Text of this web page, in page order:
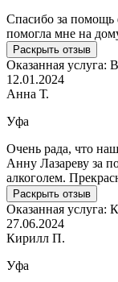
Спасибо за
помогла мне на
Раскрыть отзыв
Оказанная услуга:
12.01.2024
Анна Т.
Уфа
Очень рада, что
Анну Лазареву за
алкоголем.
Раскрыть отзыв
Оказанная услуга:
27.06.2024
Кирилл П.
Уфа